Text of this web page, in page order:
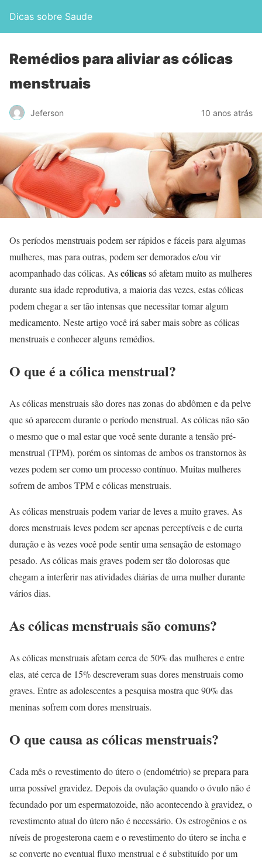
Dicas sobre Saude
Remédios para aliviar as cólicas
menstruais
Jeferson 10 anos atrás
Os períodos menstruais podem ser rápidos e fáceis para algumas
mulheres, mas para outras, podem ser demorados e/ou vir
acompanhado das cólicas. Ascólicassó afetam muito as mulheres
durante sua idade reprodutiva, a maioria das vezes, estas cólicas
podem chegar a ser tão intensas que necessitar tomar algum
medicamento. Neste artigo você irá saber mais sobre as cólicas
menstruais e conhecer alguns remédios.
O que é a cólica menstrual?
As cólicas menstruais são dores nas zonas do abdômen e da pelve
que só aparecem durante o período menstrual. As cólicas não são
o mesmo que o mal estar que você sente durante a tensão pré-
menstrual (TPM), porém os sintomas de ambos os transtornos às
vezes podem ser como um processo contínuo. Muitas mulheres
sofrem de ambos TPM e cólicas menstruais.
As cólicas menstruais podem variar de leves a muito graves. As
dores menstruais leves podem ser apenas perceptíveis e de curta
duração e às vezes você pode sentir uma sensação de estomago
pesado. As cólicas mais graves podem ser tão dolorosas que
chegam a interferir nas atividades diárias de uma mulher durante
vários dias.
As cólicas menstruais são comuns?
As cólicas menstruais afetam cerca de 50% das mulheres e entre
elas, até cerca de 15% descreveram suas dores menstruais como
graves. Entre as adolescentes a pesquisa mostra que 90% das
meninas sofrem com dores menstruais.
O que causa as cólicas menstruais?
Cada mês o revestimento do útero o (endométrio) se prepara para
uma possível gravidez. Depois da ovulação quando o óvulo não é
fecundado por um espermatozoide, não acontecendo à gravidez, o
revestimento atual do útero não é necessário. Os estrogênios e os
níveis de progesterona caem e o revestimento do útero se incha e
se converte no eventual fluxo menstrual e é substituído por um